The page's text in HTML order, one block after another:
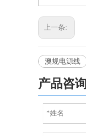
上一条:
澳规电源线
产品咨询